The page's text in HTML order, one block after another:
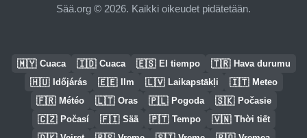
Sää.org © 2026. Kaikki oikeudet pidätetään.
🇲🇾 Cuaca 🇮🇩 Cuaca 🇪🇸 El tiempo 🇹🇷 Hava durumu
🇭🇺 Időjárás 🇪🇪 Ilm 🇱🇻 Laikapstākļi 🇮🇹 Meteo
🇫🇷 Météo 🇱🇹 Oras 🇵🇱 Pogoda 🇸🇰 Počasie
🇨🇿 Počasí 🇫🇮 Sää 🇵🇹 Tempo 🇻🇳 Thời tiết